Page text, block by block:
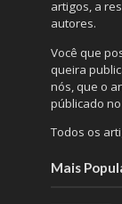
artigos, a
autores.
Você que
queira
nós, que o
públicado
Todos os
Mais